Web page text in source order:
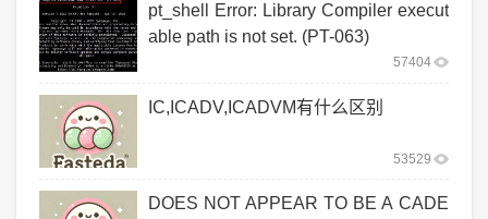
pt_shell Error: Library Compiler execut
able path is not set. (PT-063)
57404
IC,ICADV,ICADVM有什么区别
53529
DOES NOT APPEAR TO BE A CADE